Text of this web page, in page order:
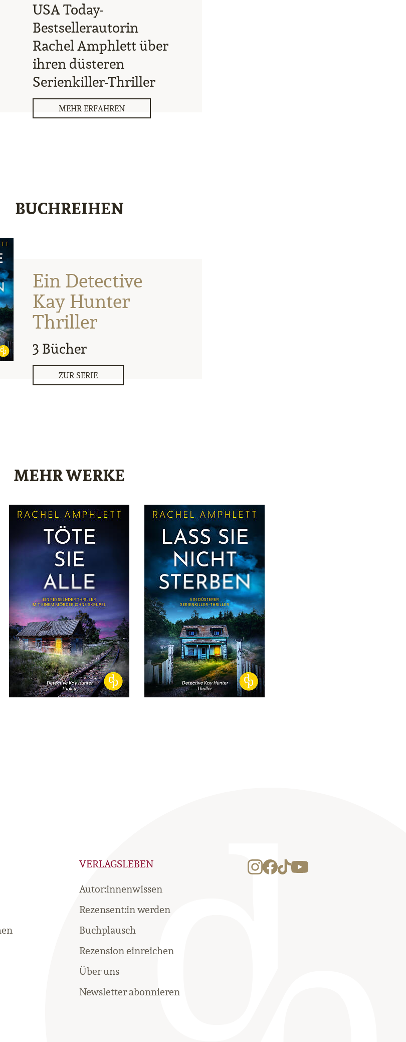
USA Today-
Bestsellerautorin
Rachel Amphlett über
ihren düsteren
Serienkiller-Thriller
MEHR ERFAHREN
BUCHREIHEN
Ein Detective
Kay Hunter
Thriller
3 Bücher
ZUR SERIE
MEHR WERKE
VERLAGSLEBEN
Autor:innenwissen
Rezensent:in werden
Buchplausch
Rezension einreichen
Über uns
Newsletter abonnieren